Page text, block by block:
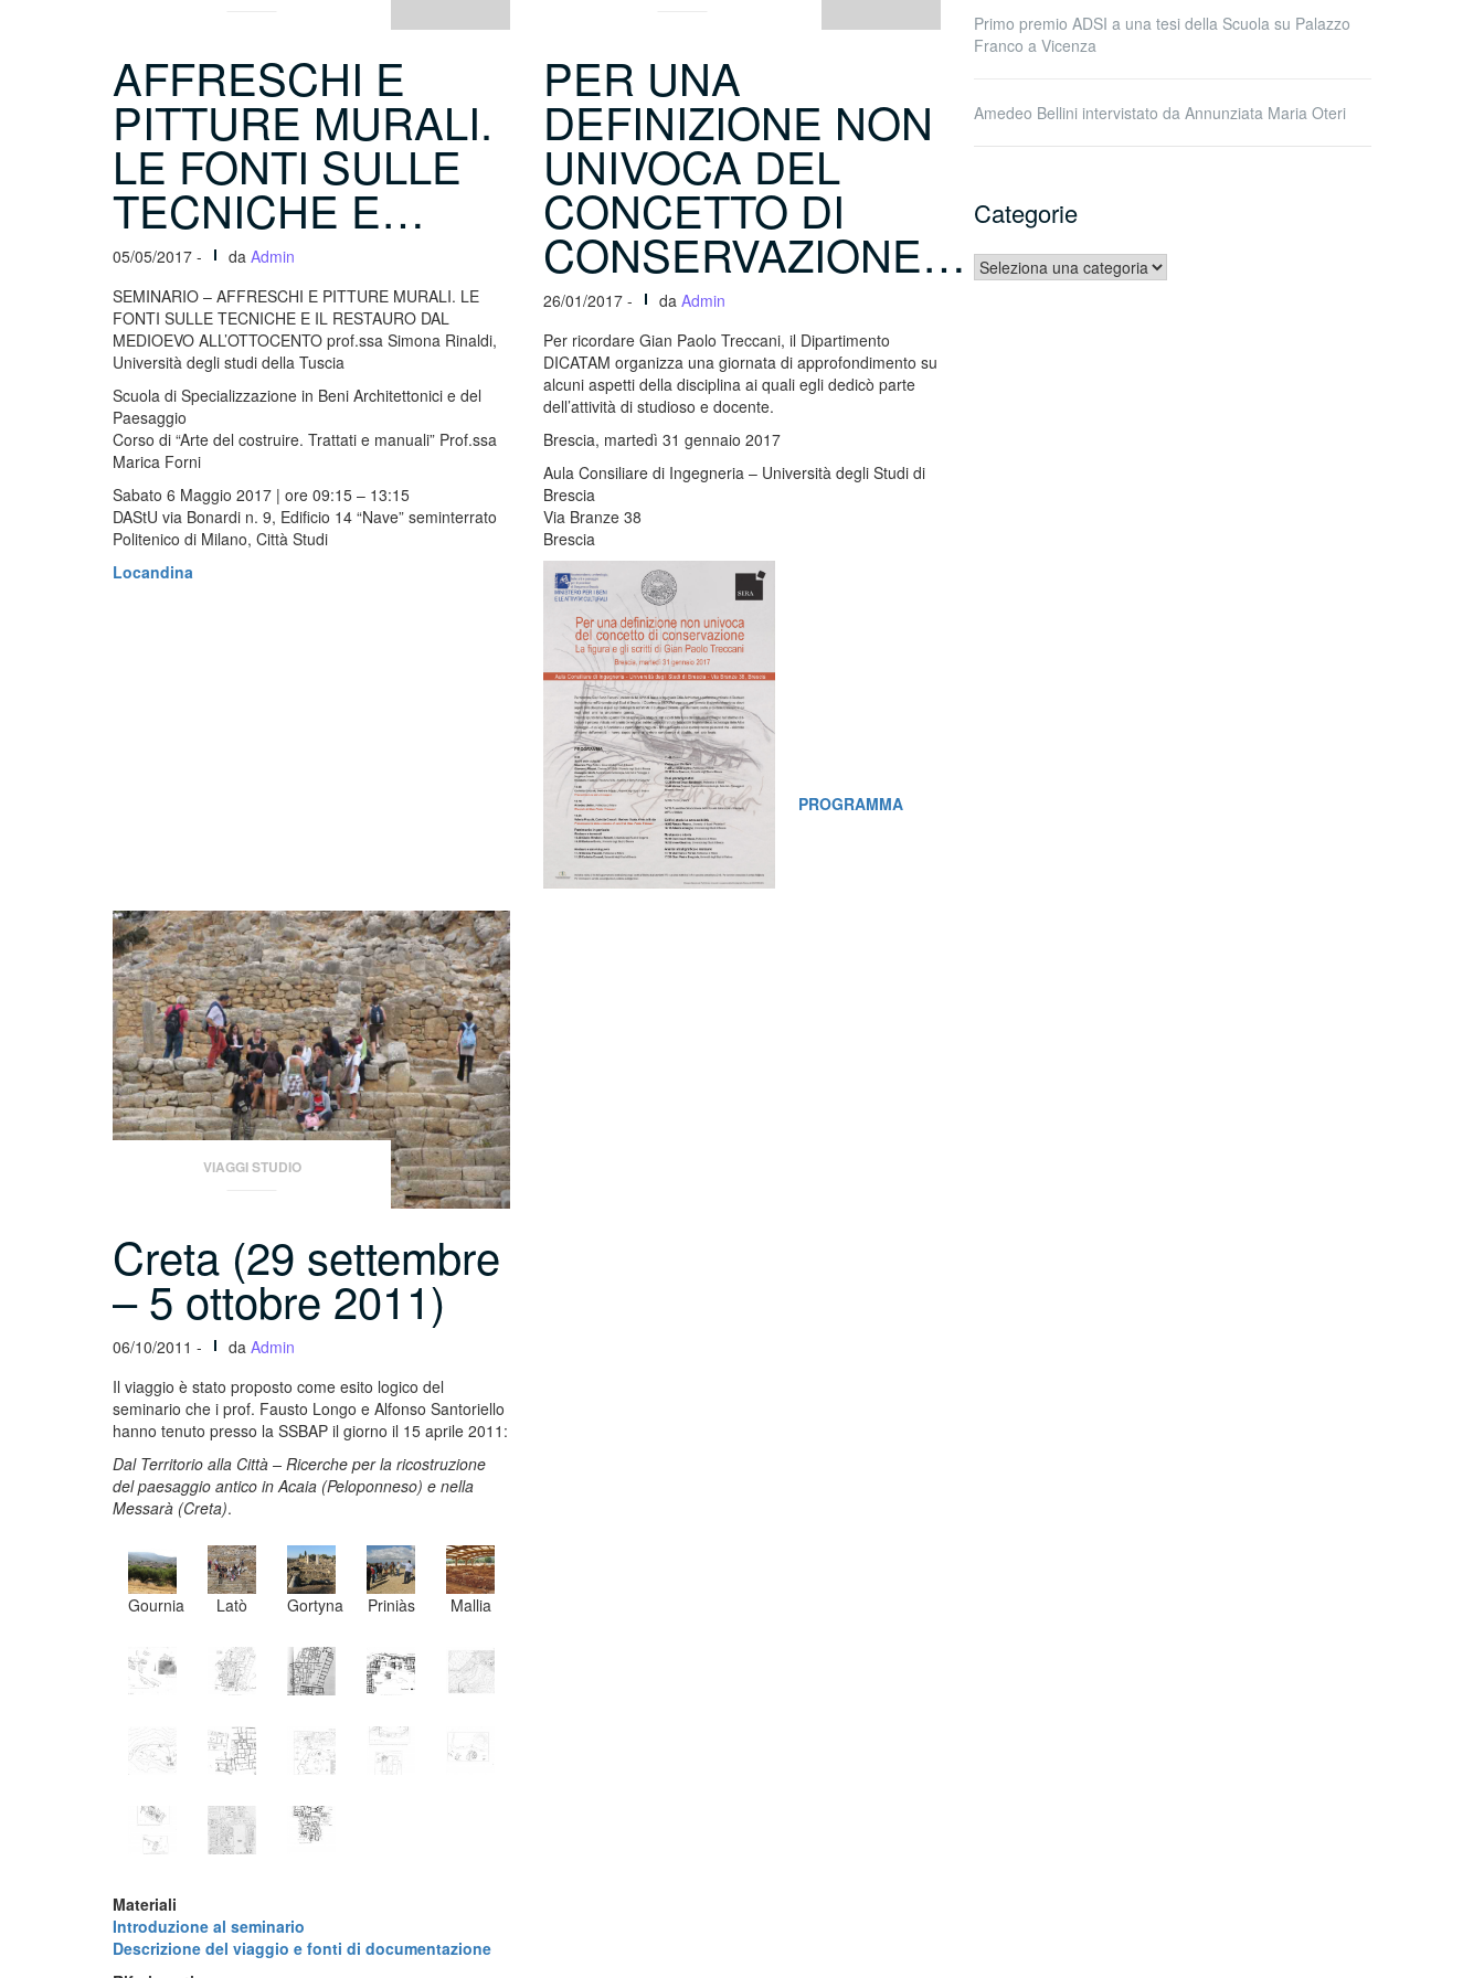
AFFRESCHI E
PITTURE MURALI.
LE FONTI SULLE
TECNICHE E…
05/05/2017 - da Admin
SEMINARIO – AFFRESCHI E PITTURE MURALI. LE
FONTI SULLE TECNICHE E IL RESTAURO DAL
MEDIOEVO ALL’OTTOCENTO prof.ssa Simona Rinaldi,
Università degli studi della Tuscia
Scuola di Specializzazione in Beni Architettonici e del
Paesaggio
Corso di “Arte del costruire. Trattati e manuali” Prof.ssa
Marica Forni
Sabato 6 Maggio 2017 | ore 09:15 – 13:15
DAStU via Bonardi n. 9, Edificio 14 “Nave” seminterrato
Politenico di Milano, Città Studi
Locandina
PER UNA
DEFINIZIONE NON
UNIVOCA DEL
CONCETTO DI
CONSERVAZIONE…
26/01/2017 - da Admin
Per ricordare Gian Paolo Treccani, il Dipartimento
DICATAM organizza una giornata di approfondimento su
alcuni aspetti della disciplina ai quali egli dedicò parte
dell’attività di studioso e docente.
Brescia, martedì 31 gennaio 2017
Aula Consiliare di Ingegneria – Università degli Studi di
Brescia
Via Branze 38
Brescia
PROGRAMMA
VIAGGI STUDIO
Creta (29 settembre
– 5 ottobre 2011)
06/10/2011 - da Admin
Il viaggio è stato proposto come esito logico del
seminario che i prof. Fausto Longo e Alfonso Santoriello
hanno tenuto presso la SSBAP il giorno il 15 aprile 2011:
Dal Territorio alla Città – Ricerche per la ricostruzione
del paesaggio antico in Acaia (Peloponneso) e nella
Messarà (Creta).
Gournia Latò Gortyna Priniàs Mallia
Materiali
Introduzione al seminario
Descrizione del viaggio e fonti di documentazione
Primo premio ADSI a una tesi della Scuola su Palazzo
Franco a Vicenza
Amedeo Bellini intervistato da Annunziata Maria Oteri
Categorie
Categorie